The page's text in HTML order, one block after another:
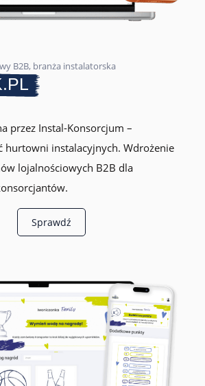
B2B, branża instalatorska
przez Instal-Konsorcjum –
hurtowni instalacyjnych. Wdrożenie
lojalnościowych B2B dla
Sprawdź